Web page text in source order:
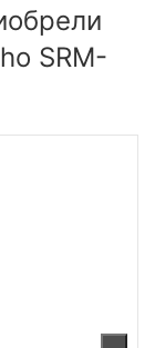
SRM-